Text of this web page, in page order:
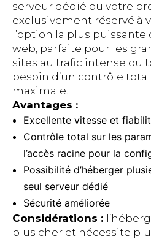
serveur dédié ou votre
exclusivement réservé à
l’option la plus
web, parfaite pour les
sites au trafic intense ou
besoin d’un contrôle
maximale.
Avantages :
Excellente vitesse et
Contrôle total sur les
l’accès racine pour la
Possibilité d’héberger
seul serveur dédié
Sécurité améliorée
Considérations :
plus cher et nécessite